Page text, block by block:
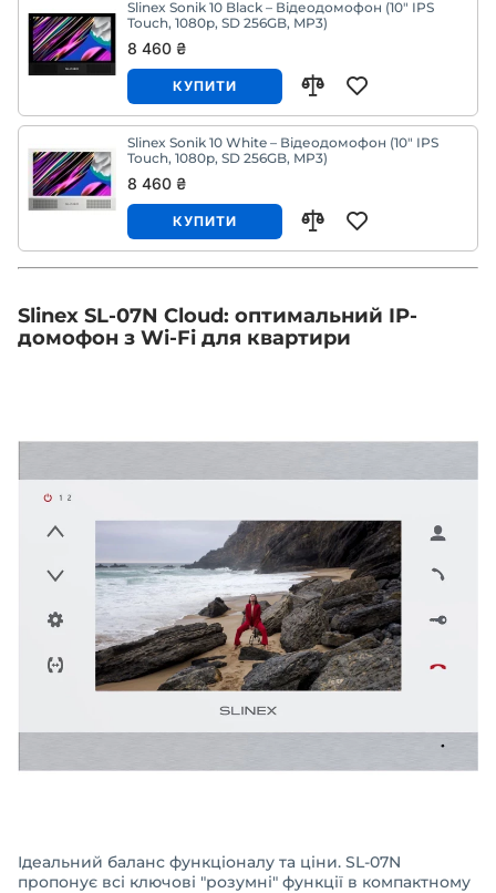
Slinex Sonik 10 Black – Відеодомофон (10" IPS
Touch, 1080p, SD 256GB, MP3)
8 460 ₴
КУПИТИ
Slinex Sonik 10 White – Відеодомофон (10" IPS
Touch, 1080p, SD 256GB, MP3)
8 460 ₴
КУПИТИ
Slinex SL-07N Cloud: оптимальний IP-
домофон з Wi-Fi для квартири
Ідеальний баланс функціоналу та ціни. SL-07N
пропонує всі ключові "розумні" функції в компактному